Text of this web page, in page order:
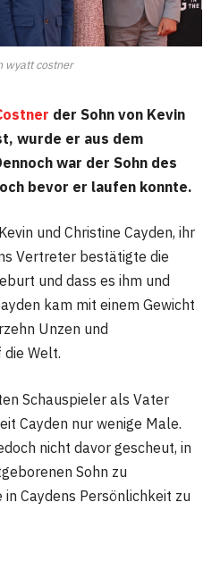
wyatt costner
der Sohn von Kevin
wurde er aus dem
war der Sohn des
bevor er laufen konnte.
und Christine Cayden, ihr
Vertreter bestätigte die
und dass es ihm und
kam mit einem Gewicht
Unzen und
Welt.
Schauspieler als Vater
Cayden nur wenige Male.
nicht davor gescheut, in
Sohn zu
Caydens Persönlichkeit zu